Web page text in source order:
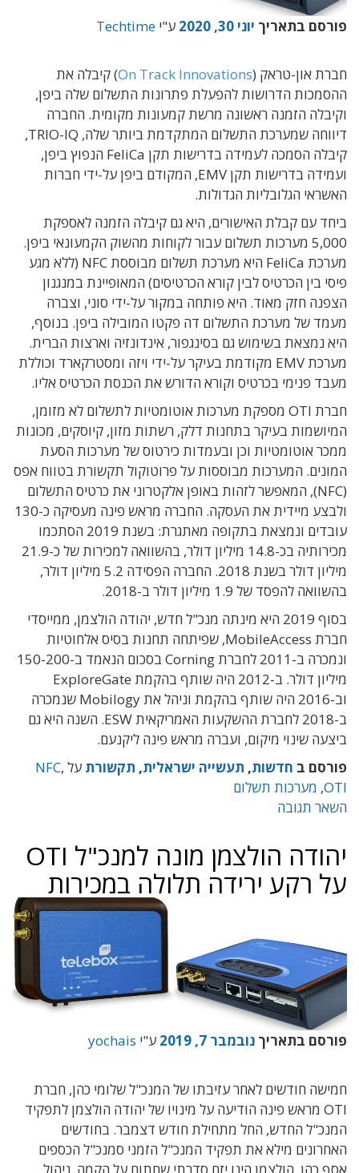
פורסם בתאריך יוני 30, 2020 ע"י Techtime
חברת און-טראק (On Track Innovations) קיבלה את
ההסמכות הדרושות להפעלת פתרונות התשלום שלה ביפן,
וקיבלה הזמנה ראשונה מרשת קמעונות מקומית. החברה
דיווחה שמערכת התשלום המתקדמת ביותר שלה, TRIO-IQ,
קיבלה הסמכה לעמידה בדרישות תקן FeliCa הנפוץ ביפן,
ועמידה בדרישות תקן EMV, המקודם ביפן על-ידי חברות
האשראי הגלובליות הגדולות.
ביחד עם קבלת האישורים, היא גם קיבלה הזמנה לאספקת
5,000 מערכות תשלום עבור לקוחות מהשוק הקמעונאי ביפן.
מערכת FeliCa היא מערכת תשלום מבוססת NFC (ללא מגע
פיסי בין הכרטיס לבין קורא הכרטיסים) המאופיינת במנגנון
הצפנה חזק מאוד. היא פותחה במקור על-ידי סוני, וצברה
מעמד של מערכת התשלום דה פקטו המובילה ביפן. בנוסף,
היא נמצאת בשימוש גם בסינגפור, אינדונזיה וארצות הברית.
מערכת EMV מקודמת בעיקר על-ידי ויזה ומסטרקארד וכוללת
מעבד פנימי בכרטיס וקורא הדורש את הכנסת הכרטיס אליו.
חברת OTI מספקת מערכות אוטומטיות לתשלום לא מזומן,
המיושמות בעיקר בתחנות דלק, רשתות מזון, קיוסקים, מכונות
ממכר אוטומטיות וכן ובעמדות כירטוס של מערכות הסעת
המונים. המערכות מבוססות על פרוטוקול תקשורת בטווח אפס
(NFC), המאפשר לזהות באופן אלקטרוני את כרטיס התשלום
ולבצע מיידית את העסקה. החברה מראש פינה מעסיקה כ-130
עובדים ונמצאת בתקופה מאתגרת: בשנת 2019 הסתכמו
מכירותיה בכ-14.8 מיליון דולר, בהשוואה למכירות של כ-21.9
מיליון דולר בשנת 2018. החברה הפסידה 5.2 מיליון דולר,
בהשוואה להפסד של 1.9 מיליון דולר ב-2018.
בסוף 2019 היא מינתה מנכ"ל חדש, יהודה הולצמן, ממייסדי
חברת MobileAccess, שפיתחה תחנות בסיס אלחוטיות
ונמכרה ב-2011 לחברת Corning בסכום הנאמד ב-150-200
מיליון דולר. ב-2012 היה שותף בהקמת ExploreGate
וב-2016 היה שותף בהקמת וניהל את Mobilogy שנמכרה
ב-2018 לחברת ההשקעות האמריקאית ESW. השנה היא גם
ביצעה שינוי מיקום, ועברה מראש פינה ליקנעם.
פורסם ב חדשות, תעשייה ישראלית, תקשורת על NFC,
OTI
, מערכות תשלום
השאר תגובה
יהודה הולצמן מונה למנכ"ל OTI
על רקע ירידה תלולה במכירות
פורסם בתאריך נובמבר 7, 2019 ע"י yochais
חמישה חודשים לאחר עזיבתו של המנכ"ל שלומי כהן, חברת
OTI מראש פינה הודיעה על מינויו של יהודה הולצמן לתפקיד
המנכ"ל החדש, החל מתחילת חודש דצמבר. בחודשים
האחרונים מילא את תפקיד המנכ"ל הזמני סמנכ"ל הכספים
אסף כהן. הולצמן הינו יזם סדרתי שחתום על הקמה, ניהול